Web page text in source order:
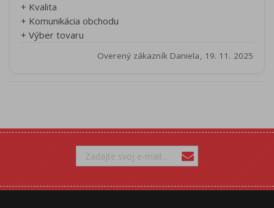
+ Kvalita
+ Komunikácia obchodu
+ Výber tovaru
Overený zákazník Daniela, 19. 11. 2025